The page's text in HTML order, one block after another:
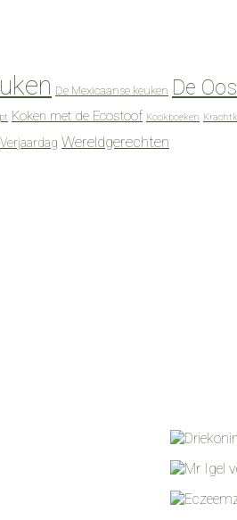
De Mexicaanse keuken De
Koken met de Ecostoof Kookboeken
Verjaardag Wereldgerechten